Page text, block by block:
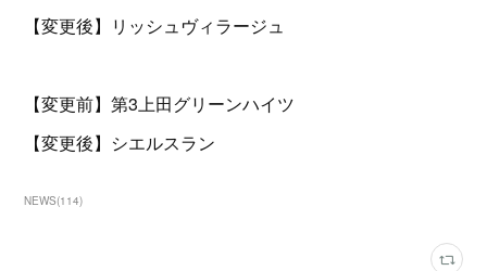
【変更後】リッシュヴィラージュ
【変更前】第3上田グリーンハイツ
【変更後】シエルスラン
NEWS(114)